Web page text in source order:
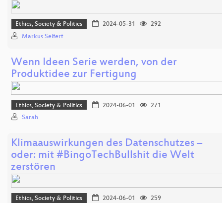
Ethics, Society & Politics 2024-05-31
292
Markus Seifert
Wenn Ideen Serie werden, von der
Produktidee zur Fertigung
Ethics, Society & Politics 2024-06-01
271
Sarah
Klimaauswirkungen des Datenschutzes –
oder: mit #BingoTechBullshit die Welt
zerstören
Ethics, Society & Politics 2024-06-01
259